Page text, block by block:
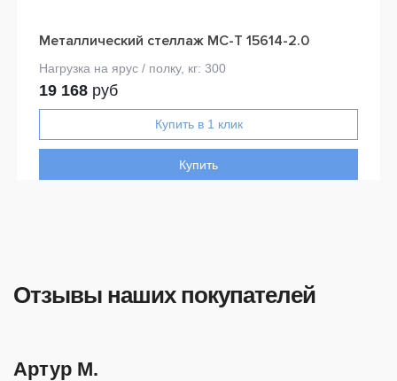
Металлический стеллаж МС-Т 15614-2.0
19 168 руб
Купить
Отзывы наших покупателей
Артур М.